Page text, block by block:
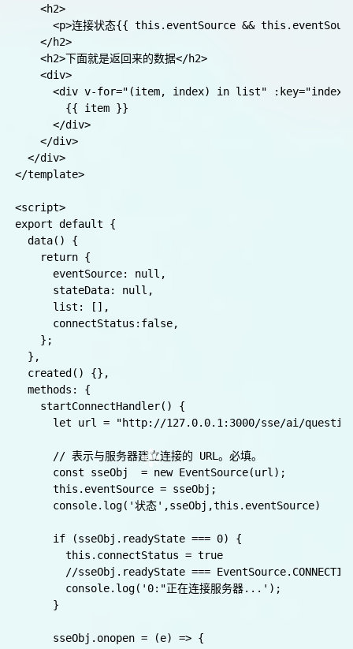
1.创建连接后给创建按钮禁用。
2.使用单例模式
避免多次重复连接:创建连接后给按钮禁用
<template>
  <div class="chat-box">
<button @click="startConnectHandler"
<button @click="endConnectHandler">关闭连接</
    <h2>
    </h2>
    <h2>下面就是返回来的数据</h2>
    <div>
<div v-for="(item, index) in list"
        {{ item }}
      </div>
    </div>
  </div>
</template>
<script>
export default {
  data() {
    return {
      stateData: null,
      list: [],
      connectStatus:false,
  created() {},
  methods: {
    startConnectHandler() {
let url = "http://127.0.0.1:3000/sse/ai/
      const sseObj  = new EventSource(url);
❉